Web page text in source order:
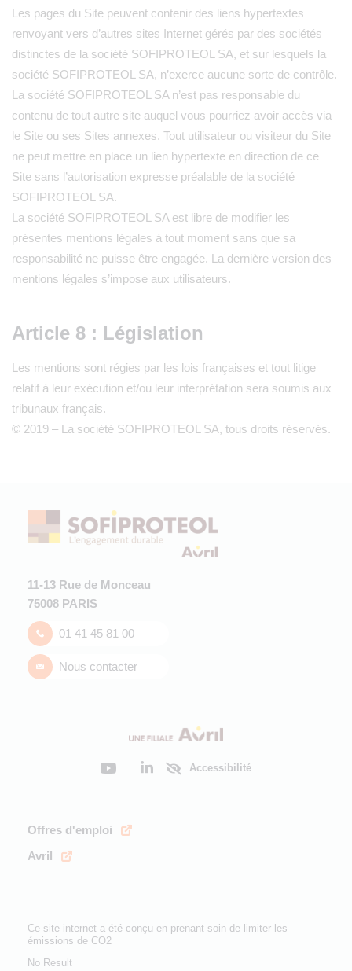
Les pages du Site peuvent contenir des liens hypertextes
renvoyant vers d’autres sites Internet gérés par des sociétés
distinctes de la société SOFIPROTEOL SA, et sur lesquels la
société SOFIPROTEOL SA, n’exerce aucune sorte de contrôle.
La société SOFIPROTEOL SA n’est pas responsable du
contenu de tout autre site auquel vous pourriez avoir accès via
le Site ou ses Sites annexes. Tout utilisateur ou visiteur du Site
ne peut mettre en place un lien hypertexte en direction de ce
Site sans l’autorisation expresse préalable de la société
SOFIPROTEOL SA.
La société SOFIPROTEOL SA est libre de modifier les
présentes mentions légales à tout moment sans que sa
responsabilité ne puisse être engagée. La dernière version des
mentions légales s’impose aux utilisateurs.
Article 8 : Législation
Les mentions sont régies par les lois françaises et tout litige
relatif à leur exécution et/ou leur interprétation sera soumis aux
tribunaux français.
© 2019 – La société SOFIPROTEOL SA, tous droits réservés.
11-13 Rue de Monceau
75008 PARIS
01 41 45 81 00
Nous contacter
Accessibilité
Offres d'emploi
Avril
Ce site internet a été conçu en prenant soin de limiter les
émissions de CO2
No Result